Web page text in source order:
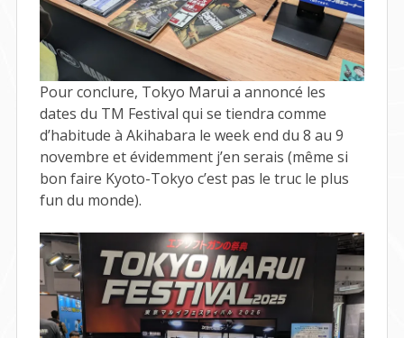
Pour conclure, Tokyo Marui a annoncé les
dates du TM Festival qui se tiendra comme
d’habitude à Akihabara le week end du 8 au 9
novembre et évidemment j’en serais (même si
bon faire Kyoto-Tokyo c’est pas le truc le plus
fun du monde).